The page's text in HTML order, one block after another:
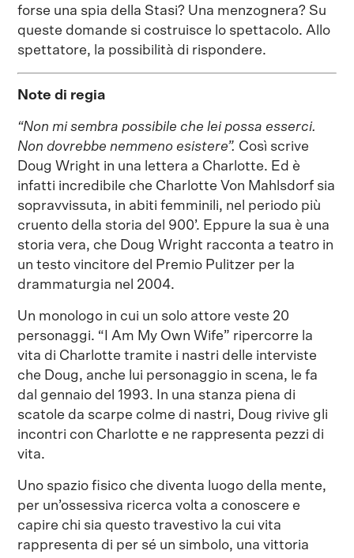
forse una spia della Stasi? Una menzognera? Su
queste domande si costruisce lo spettacolo. Allo
spettatore, la possibilità di rispondere.
Note di regia
“Non mi sembra possibile che lei possa esserci.
Non dovrebbe nemmeno esistere”. Così scrive
Doug Wright in una lettera a Charlotte. Ed è
infatti incredibile che Charlotte Von Mahlsdorf sia
sopravvissuta, in abiti femminili, nel periodo più
cruento della storia del 900’. Eppure la sua è una
storia vera, che Doug Wright racconta a teatro in
un testo vincitore del Premio Pulitzer per la
drammaturgia nel 2004.
Un monologo in cui un solo attore veste 20
personaggi. “I Am My Own Wife” ripercorre la
vita di Charlotte tramite i nastri delle interviste
che Doug, anche lui personaggio in scena, le fa
dal gennaio del 1993. In una stanza piena di
scatole da scarpe colme di nastri, Doug rivive gli
incontri con Charlotte e ne rappresenta pezzi di
vita.
Uno spazio fisico che diventa luogo della mente,
per un’ossessiva ricerca volta a conoscere e
capire chi sia questo travestivo la cui vita
rappresenta di per sé un simbolo, una vittoria